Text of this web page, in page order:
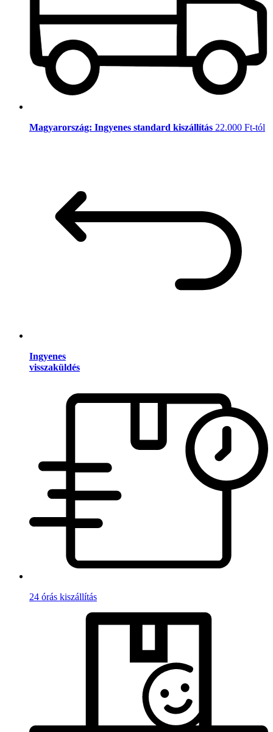
Magyarország: Ingyenes standard kiszállítás 22.000 Ft-tól
Ingyenes
visszaküldés
24 órás kiszállítás